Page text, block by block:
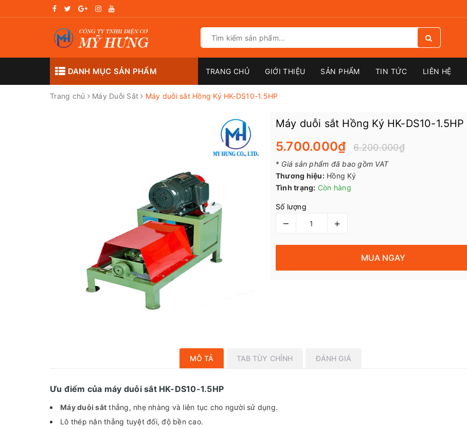
DANH MỤC SẢN PHẨM TRANG CHỦ GIỚI THIỆU SẢN PHẨM TIN TỨC LIÊN HỆ
Trang chủ Máy Duỗi Sắt Máy duỗi sắt Hồng Ký HK-DS10-1.5HP
Máy duỗi sắt Hồng Ký HK-DS10-1.5HP
5.700.000₫ 6.200.000₫
* Giá sản phẩm đã bao gồm VAT
Thương hiệu: Hồng Ký
Tình trạng: Còn hàng
Số lượng
– +
MUA NGAY
MÔ TẢ TAB TÙY CHỈNH ĐÁNH GIÁ
Ưu điểm của máy duỗi sắt HK-DS10-1.5HP
Máy duỗi sắt thẳng, nhẹ nhàng và liên tục cho người sử dụng.
Lô thép nắn thẳng tuyệt đối, độ bền cao.